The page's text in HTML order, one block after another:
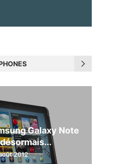
Galaxy Note
2012